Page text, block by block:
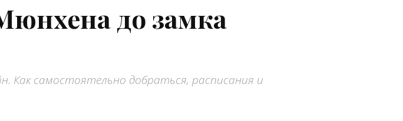
до замка
самостоятельно добраться, расписания и